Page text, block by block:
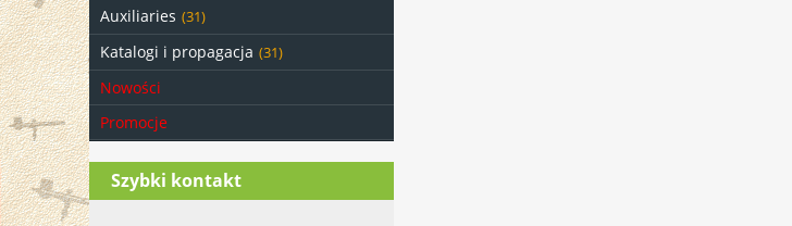
Auxiliaries (31)
Katalogi i propagacja (31)
Nowości
Promocje
Szybki kontakt